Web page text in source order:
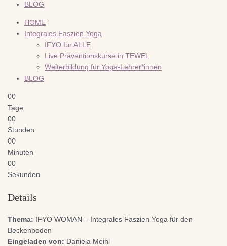
BLOG
HOME
Integrales Faszien Yoga
IFYO für ALLE
Live Präventionskurse in TEWEL
Weiterbildung für Yoga-Lehrer*innen
BLOG
00
Tage
00
Stunden
00
Minuten
00
Sekunden
Details
Thema: IFYO WOMAN – Integrales Faszien Yoga für den
Beckenboden
Eingeladen von: Daniela Meinl